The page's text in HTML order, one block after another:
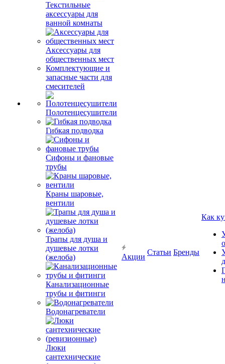
Текстильные
аксессуары для
ванной комнаты
Аксессуары для
общественных мест
Комплектующие и
запасные части для
смесителей
Полотенцесушители
Гибкая подводка
Сифоны и фановые
трубы
Краны шаровые,
вентили
Трапы для душа и
душевые лотки
(желоба)
Канализационные
трубы и фитинги
Водонагреватели
Люки
сантехнические
Акции
Статьи Бренды
Как